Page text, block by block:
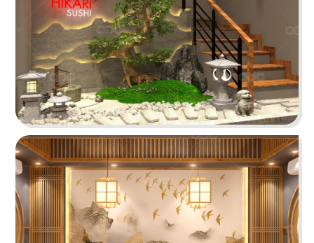
ICE CREAM
Tiệm kem
30
YUMMY CHICKEN
Thức ăn nhanh
31
BREAKING DAWN
Nhà hàng Hàn
32
SUNSHINE BOUTIQUE
Nhà hàng - Showroom